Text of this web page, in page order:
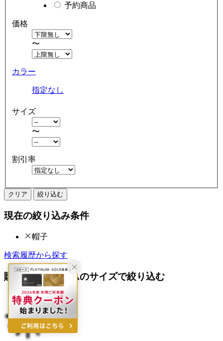
予約商品
価格
〜
カラー
指定なし
サイズ
〜
割引率
クリア 絞り込む
現在の絞り込み条件
帽子
検索履歴から探す
購入済みアイテムのサイズで絞り込む